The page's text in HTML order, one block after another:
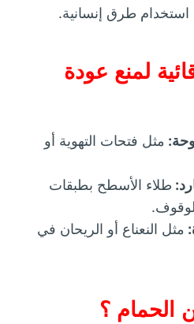
طرق إنسانية.
لمنع عودة
مثل فتحات التهوية أو
طلاء الأسطح بطبقات
مثل النعناع أو الريحان في
الحمام ؟